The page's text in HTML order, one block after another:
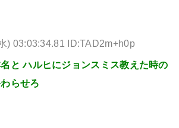
) 03:03:34.81 ID:TAD2m+h0p
と ハルヒにジョンスミス教えた時の
らせろ